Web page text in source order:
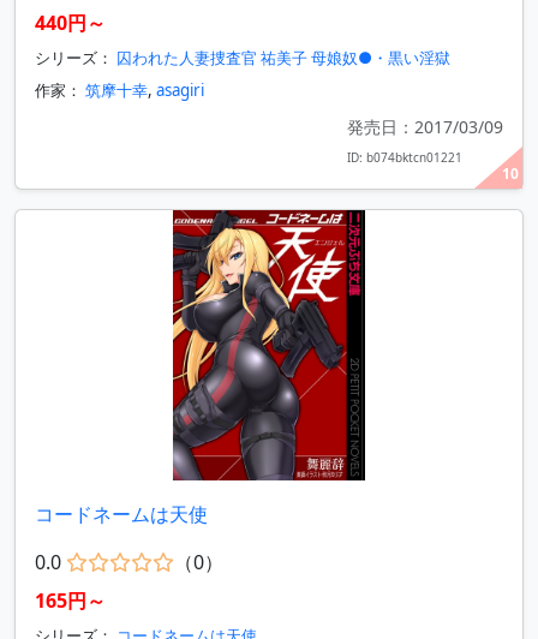
10
440円～
シリーズ： 囚われた人妻捜査官 祐美子 母娘奴●・黒い淫獄
作家： 筑摩十幸, asagiri
発売日：2017/03/09
ID: b074bktcn01221
コードネームは天使
0.0
（0）
165円～